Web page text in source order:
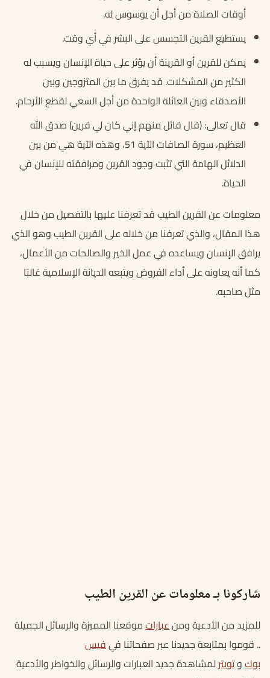
أوقات الصلاة من أجل أن يوسوس له.
يستطيع القرين التجسس على البشر في أي وقت.
يمكن للقرين أو القرينة أن يؤثر على حياة الإنسان ويسبب له
الكثير من المشكلات. قد يفرق ما بين المتزوجين وبين
الأصدقاء وبين العائلة الواحدة من أجل السعي لقطع الأرحام.
قال تعالى: (قال قائل منهم إني كان لي قرين) صدق الله
العظيم، سورة الصافات الآية 51، وهذه الآية هي من بين
الدلائل الهامة التي تثبت وجود القرين ومرافقته للإنسان في
الحياة.
معلومات عن القرين الطيب قد تعرفنا عليها بالتفصيل من خلال
هذا المقال، والذي تعرفنا من خلاله على القرين الطيب وهو الذي
يرافق الإنسان ويساعده في عمل الخير والصالحات من الأعمال،
كما أنه يعاونه على أداء الفروض ويتبعه الديانة الإسلامية غالبًا
مثل صاحبه.
شاركونا بـ معلومات عن القرين الطيب
للمزيد من الأدعية ومنعباراتموقعنا المميزة والرسائل الجميلة
.. قوموا بمتابعة جديدنا عبر صفحاتنا فيفيس
بوكوتويترلمشاهدة جديد العبارات والرسائل والخواطر والأدعية